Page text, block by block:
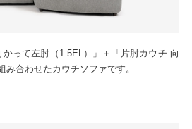
って左肘（1.5EL）」＋「片肘カウチ 向
合わせたカウチソファです。